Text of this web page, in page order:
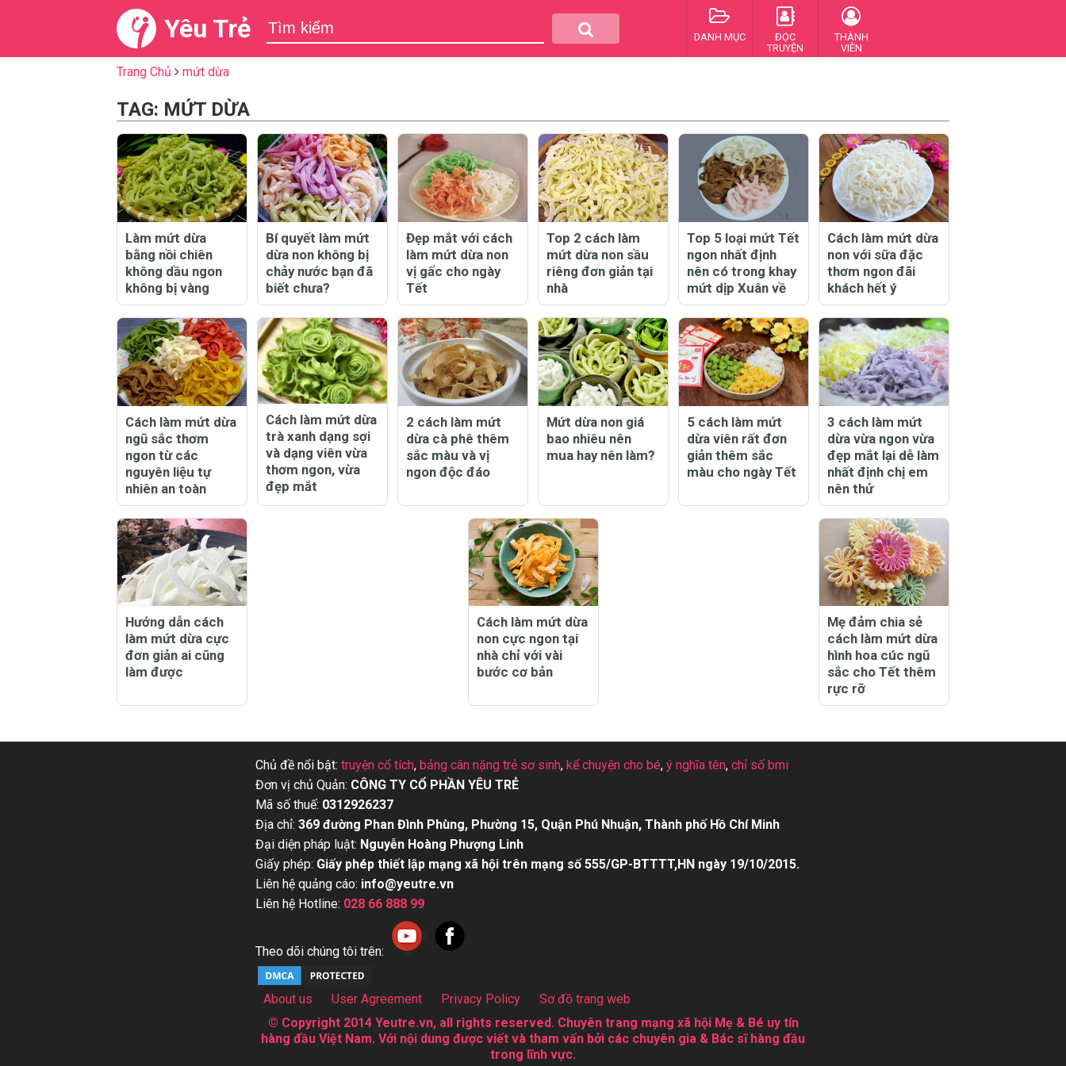
Yêu Trẻ DANH MỤC
ĐỌC
TRUYỆN
THÀNH
VIÊN
Trang Chủ mứt dừa
TAG: MỨT DỪA
Làm mứt dừa
bằng nồi chiên
không dầu ngon
không bị vàng
Bí quyết làm mứt
dừa non không bị
chảy nước bạn đã
biết chưa?
Đẹp mắt với cách
làm mứt dừa non
vị gấc cho ngày
Tết
Top 2 cách làm
mứt dừa non sầu
riêng đơn giản tại
nhà
Top 5 loại mứt Tết
ngon nhất định
nên có trong khay
mứt dịp Xuân về
Cách làm mứt dừa
non với sữa đặc
thơm ngon đãi
khách hết ý
Cách làm mứt dừa
ngũ sắc thơm
ngon từ các
nguyên liệu tự
nhiên an toàn
Cách làm mứt dừa
trà xanh dạng sợi
và dạng viên vừa
thơm ngon, vừa
đẹp mắt
2 cách làm mứt
dừa cà phê thêm
sắc màu và vị
ngon độc đáo
Mứt dừa non giá
bao nhiêu nên
mua hay nên làm?
5 cách làm mứt
dừa viên rất đơn
giản thêm sắc
màu cho ngày Tết
3 cách làm mứt
dừa vừa ngon vừa
đẹp mắt lại dễ làm
nhất định chị em
nên thử
Hướng dẫn cách
làm mứt dừa cực
đơn giản ai cũng
làm được
Cách làm mứt dừa
non cực ngon tại
nhà chỉ với vài
bước cơ bản
Mẹ đảm chia sẻ
cách làm mứt dừa
hình hoa cúc ngũ
sắc cho Tết thêm
rực rỡ
Chủ đề nổi bật: truyện cổ tích, bảng cân nặng trẻ sơ sinh, kể chuyện cho bé, ý nghĩa tên, chỉ số bmi
Đơn vị chủ Quản: CÔNG TY CỔ PHẦN YÊU TRẺ
Mã số thuế: 0312926237
Địa chỉ: 369 đường Phan Đình Phùng, Phường 15, Quận Phú Nhuận, Thành phố Hồ Chí Minh
Đại diện pháp luật: Nguyễn Hoàng Phượng Linh
Giấy phép: Giấy phép thiết lập mạng xã hội trên mạng số 555/GP-BTTTT,HN ngày 19/10/2015.
Liên hệ quảng cáo: info@yeutre.vn
Liên hệ Hotline: 028 66 888 99
Theo dõi chúng tôi trên:
About us User Agreement Privacy Policy
Sơ đồ trang web
© Copyright 2014 Yeutre.vn, all rights reserved. Chuyên trang mạng xã hội Mẹ & Bé uy tín
hàng đầu Việt Nam. Với nội dung được viết và tham vấn bởi các chuyên gia & Bác sĩ hàng đầu
trong lĩnh vực.